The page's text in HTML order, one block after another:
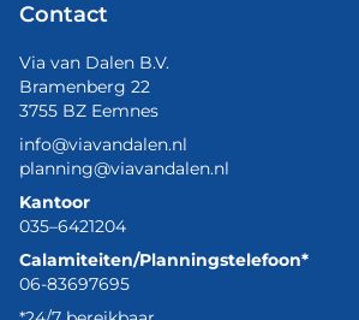
Contact
Via van Dalen B.V.
Bramenberg 22
3755 BZ Eemnes
info@viavandalen.nl
planning@viavandalen.nl
Kantoor
035–6421204
Calamiteiten/Planningstelefoon*
06-83697695